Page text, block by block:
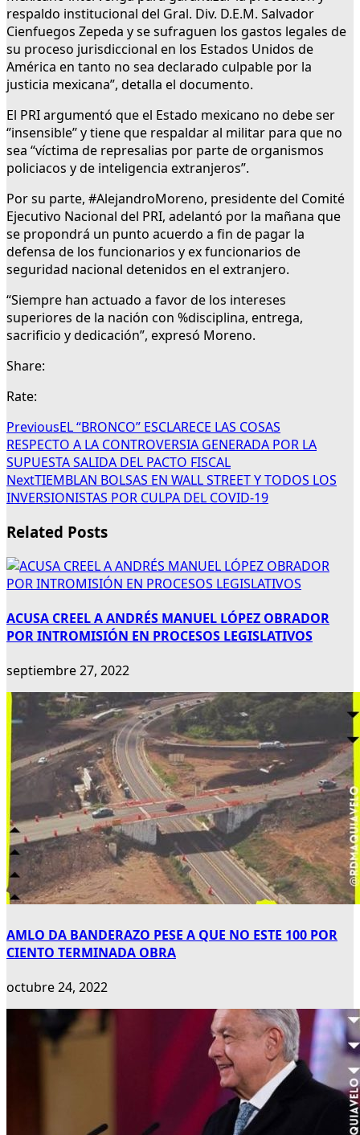
respaldo institucional del Gral. Div. D.E.M. Salvador
Cienfuegos Zepeda y se sufraguen los gastos legales de
su proceso jurisdiccional en los Estados Unidos de
América en tanto no sea declarado culpable por la
justicia mexicana”, detalla el documento.
El PRI argumentó que el Estado mexicano no debe ser
‘’insensible’’ y tiene que respaldar al militar para que no
sea “víctima de represalias por parte de organismos
policiacos y de inteligencia extranjeros”.
Por su parte, #AlejandroMoreno, presidente del Comité
Ejecutivo Nacional del PRI, adelantó por la mañana que
se propondrá un punto acuerdo a fin de pagar la
defensa de los funcionarios y ex funcionarios de
seguridad nacional detenidos en el extranjero.
“Siempre han actuado a favor de los intereses
superiores de la nación con %disciplina, entrega,
sacrificio y dedicación”, expresó Moreno.
Share:
Rate:
PreviousEL “BRONCO” ESCLARECE LAS COSAS
RESPECTO A LA CONTROVERSIA GENERADA POR LA
SUPUESTA SALIDA DEL PACTO FISCAL
NextTIEMBLAN BOLSAS EN WALL STREET Y TODOS LOS
INVERSIONISTAS POR CULPA DEL COVID-19
Related Posts
ACUSA CREEL A ANDRÉS MANUEL LÓPEZ OBRADOR
POR INTROMISIÓN EN PROCESOS LEGISLATIVOS
septiembre 27, 2022
AMLO DA BANDERAZO PESE A QUE NO ESTE 100 POR
CIENTO TERMINADA OBRA
octubre 24, 2022